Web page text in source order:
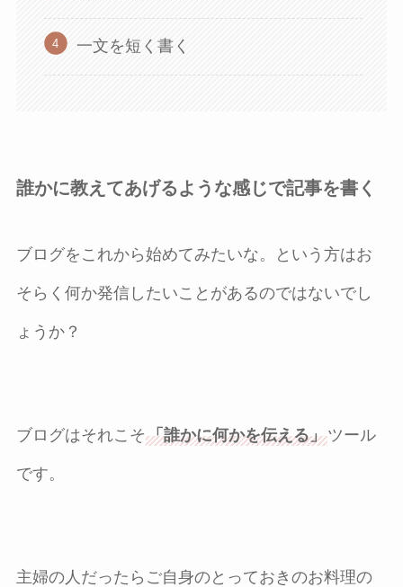
一文を短く書く
誰かに教えてあげるような感じで記事を書く
ブログをこれから始めてみたいな。という方はお
そらく何か発信したいことがあるのではないでし
ょうか？
ブログはそれこそ「誰かに何かを伝える」ツール
です。
主婦の人だったらご自身のとっておきのお料理の